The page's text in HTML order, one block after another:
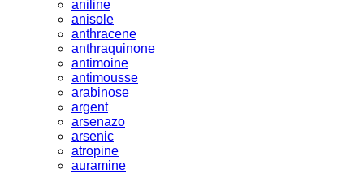
aniline
anisole
anthracene
anthraquinone
antimoine
antimousse
arabinose
argent
arsenazo
arsenic
atropine
auramine